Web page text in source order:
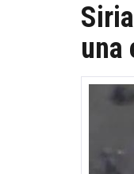
una